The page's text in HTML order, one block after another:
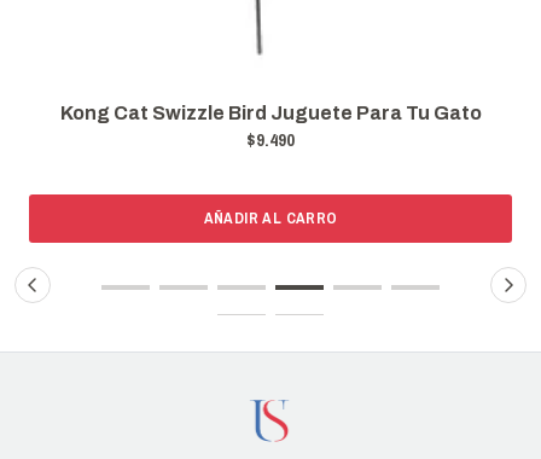
Kong Cat Swizzle Bird Juguete Para Tu Gato
$9.490
AÑADIR AL CARRO